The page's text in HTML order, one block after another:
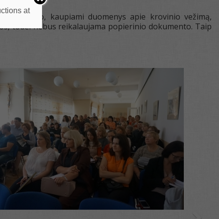
kaupiami duomenys apie krovinio vežimą,
todėl nebus reikalaujama popierinio dokumento. Taip
at